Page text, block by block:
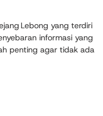
Lebong yang terdiri
informasi yang
penting agar tidak ada